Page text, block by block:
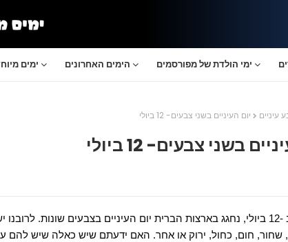
ימים הימים האחרונים ימי הולדת של מפורסמים
עיניים יום העיניים בשני צבעים- 12 ביולי
בשני צבעים- 12 ביולי
בכל שנה ב -12 ביולי, נחגג בארצות הברית יום העיניים בצבעים שונות.
שחור, חום, כחול, ירוק או אחר. האם ידעתם שיש כאלה שיש להם